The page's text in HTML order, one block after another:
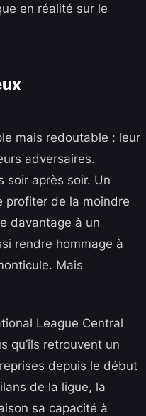
en réalité sur le
mais redoutable : leur
adversaires.
soir après soir. Un
profiter de la moindre
davantage à un
rendre hommage à
Mais
League Central
qu’ils retrouvent un
depuis le début
de la ligue, la
sa capacité à